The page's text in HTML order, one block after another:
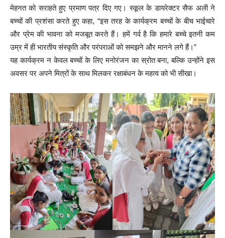
मेहनत को सराहते हुए प्रमाण पत्र दिए गए। स्कूल के डायरेक्टर सैफ अली ने
बच्चों की प्रशंसा करते हुए कहा, “इस तरह के कार्यक्रम बच्चों के बीच भाईचारे
और प्रेम की भावना को मजबूत करते हैं। हमें गर्व है कि हमारे बच्चे इतनी कम
उम्र में ही भारतीय संस्कृति और परंपराओं को समझने और मानने लगे हैं।”
यह कार्यक्रम न केवल बच्चों के लिए मनोरंजन का स्रोत बना, बल्कि उन्होंने इस
अवसर पर अपने मित्रों के साथ मिलकर रक्षाबंधन के महत्व को भी सीखा।